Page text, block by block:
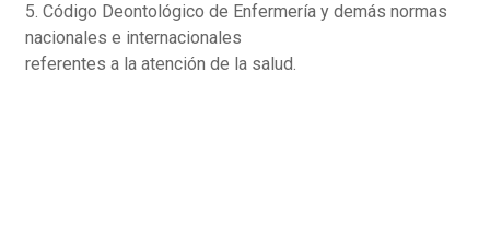
5. Código Deontológico de Enfermería y demás normas
nacionales e internacionales
referentes a la atención de la salud.